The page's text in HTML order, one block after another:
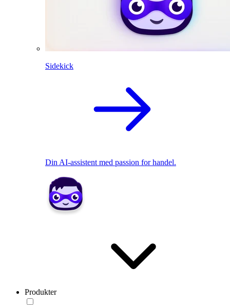
Sidekick
Din AI-assistent med passion for handel.
Produkter